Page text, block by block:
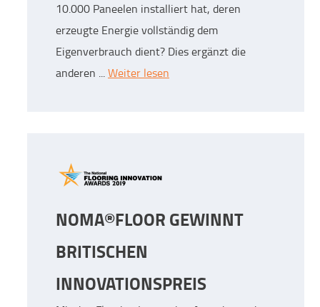
10.000 Paneelen installiert hat, deren
erzeugte Energie vollständig dem
Eigenverbrauch dient? Dies ergänzt die
anderen ...Weiter lesen
NOMA®FLOOR GEWINNT
BRITISCHEN
INNOVATIONSPREIS